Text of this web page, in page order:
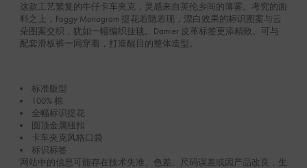
这款工艺繁复的牛仔卡车夹克，灵感来自英伦乡间的薄雾。考究的面
料之上，Foggy Monogram 提花若隐若现，漂白效果的标识图案与云
朵图案交织，犹如一幅编织挂毯。Damier 皮革标签更添精致。可与
配套滑板裤一同穿着，打造醒目的整体造型。
标准版型
100% 棉
全幅标识提花
圆顶金属纽扣
卡车夹克风格口袋
标识标签
网站中的信息可能存在技术失准、色差、尺码误差或因产品改良，生